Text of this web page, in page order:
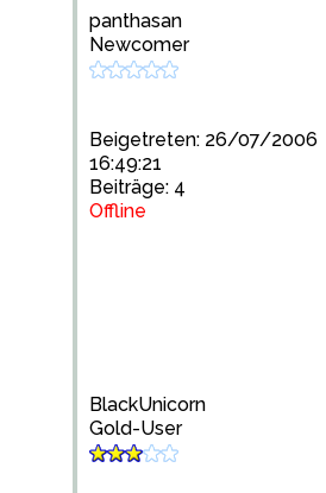
panthasan
Newcomer
Beigetreten: 26/07/2006
16:49:21
Beiträge: 4
Offline
BlackUnicorn
Gold-User